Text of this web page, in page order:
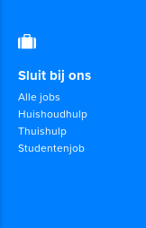
Sluit bij ons
Alle jobs
Huishoudhulp
Thuishulp
Studentenjob